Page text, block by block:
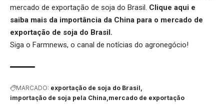
mercado de exportação de soja do Brasil. Clique aqui e
saiba mais da importância da China para o mercado de
exportação de soja do Brasil.
Siga o Farmnews, o canal de notícias do agronegócio!
MARCADO: exportação de soja do Brasil
importação de soja pela China mercado de exportação